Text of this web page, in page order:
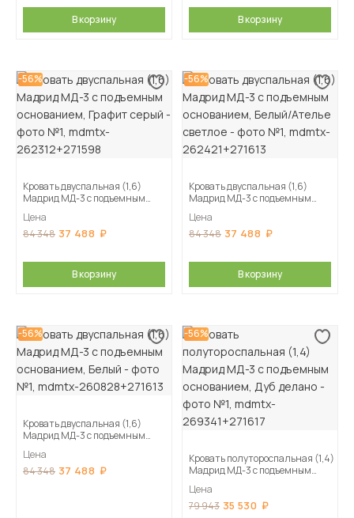
В корзину В корзину
-56%
Кровать двуспальная (1,6)
Мадрид МД-3 с подъемным
Цена
84 348 37 488
В корзину
-56%
Кровать двуспальная (1,6)
Мадрид МД-3 с подъемным
светлое
Цена
84 348 37 488
В корзину
-56%
Кровать двуспальная (1,6)
Мадрид МД-3 с подъемным
Цена
84 348 37 488
-56%
Кровать полутороспальная (1,4)
Мадрид МД-3 с подъемным
Цена
79 943 35 530